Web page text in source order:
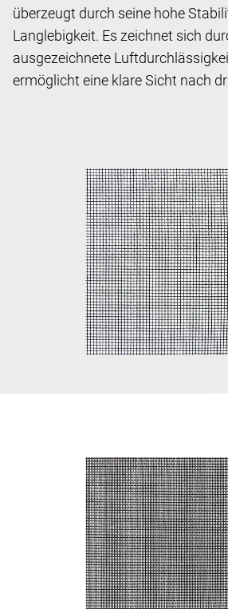
überzeugt durch seine hohe
Langlebigkeit. Es zeichnet sich
ausgezeichnete
ermöglicht eine klare Sicht nach